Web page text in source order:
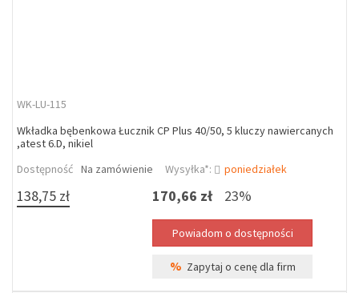
WK-LU-115
Wkładka bębenkowa Łucznik CP Plus 40/50, 5 kluczy nawiercanych
,atest 6.D, nikiel
Dostępność Na zamówienie Wysyłka*: poniedziałek
138,75 zł 170,66 zł 23%
% Zapytaj o cenę dla firm